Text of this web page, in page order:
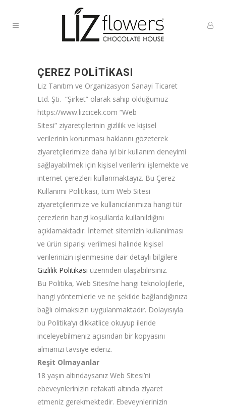
ÇEREZ POLİTİKASI
Liz Tanıtım ve Organizasyon Sanayi Ticaret
Ltd. Şti. “Şirket” olarak sahip olduğumuz
https://www.lizcicek.com “Web
Sitesi” ziyaretçilerinin gizlilik ve kişisel
verilerinin korunması haklarını gözeterek
ziyaretçilerimize daha iyi bir kullanım deneyimi
sağlayabilmek için kişisel verilerini işlemekte ve
internet çerezleri kullanmaktayız. Bu Çerez
Kullanımı Politikası, tüm Web Sitesi
ziyaretçilerimize ve kullanıcılarımıza hangi tür
çerezlerin hangi koşullarda kullanıldığını
açıklamaktadır. İnternet sitemizin kullanılması
ve ürün siparişi verilmesi halinde kişisel
verilerinizin işlenmesine dair detaylı bilgilere
Gizlilik Politikası üzerinden ulaşabilirsiniz.
Bu Politika, Web Sitesi’ne hangi teknolojilerle,
hangi yöntemlerle ve ne şekilde bağlandığınıza
bağlı olmaksızın uygulanmaktadır. Dolayısıyla
bu Politika’yı dikkatlice okuyup ileride
inceleyebilmeniz açısından bir kopyasını
almanızı tavsiye ederiz.
Reşit Olmayanlar
18 yaşın altındaysanız Web Sitesi’ni
ebeveynlerinizin refakati altında ziyaret
etmeniz gerekmektedir. Ebeveynlerinizin